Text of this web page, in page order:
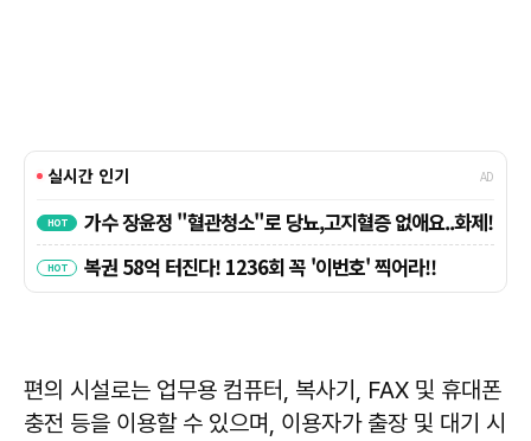
편의 시설로는 업무용 컴퓨터, 복사기, FAX 및 휴대폰
충전 등을 이용할 수 있으며, 이용자가 출장 및 대기 시